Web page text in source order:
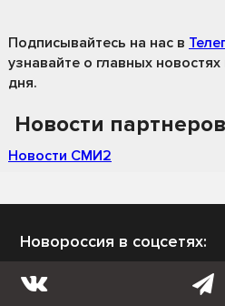
Подписывайтесь на нас в
узнавайте о главных
дня.
Новости партнеров
Новости СМИ2
Новороссия в соцсетях: